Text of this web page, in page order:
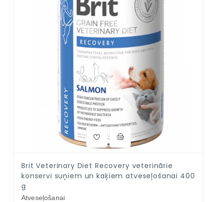
Brit Veterinary Diet Recovery veterinārie
konservi suņiem un kaķiem atveseļošanai 400
g
Atveseļošanai